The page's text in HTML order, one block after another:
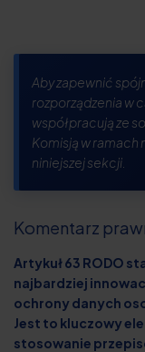
Aby zapewnić
rozporządzenia w
współpracują ze
Komisją w
niniejszej sekcji.
Komentarz
Artykuł 63 RODO
najbardziej
ochrony danych
Jest to kluczowy
stosowanie